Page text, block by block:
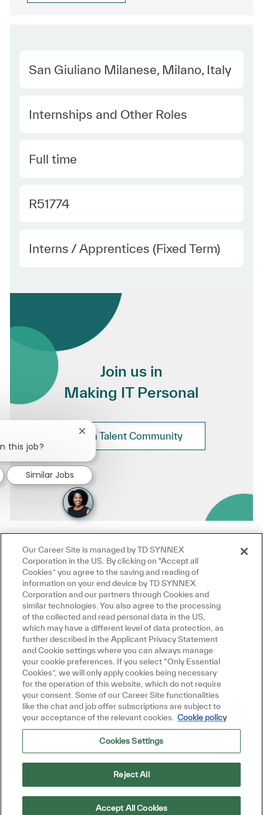
Location
San Giuliano Milanese, Milano, Italy
Category
Internships and Other Roles
Type
Full time
Required Id
R51774
Employee Type
Interns / Apprentices (Fixed Term)
Join us in
Making IT Personal
Join Talent Community
this job?
Close chatbot notification
Similar Jobs
Our Career Site is managed by TD SYNNEX
Corporation in the US. By clicking on "Accept all
Cookies” you agree to the saving and reading of
information on your end device by TD SYNNEX
Corporation and our partners through Cookies and
similar technologies. You also agree to the processing
of the collected and read personal data in the US,
which may have a different level of data protection, as
further described in the Applicant Privacy Statement
and Cookie settings where you can always manage
your cookie preferences. If you select “Only Essential
Cookies”, we will only apply cookies being necessary
for the operation of this website, which do not require
your consent. Some of our Career Site functionalities
like the chat and job offer subscriptions are subject to
your acceptance of the relevant cookies. Cookie policy
Cookies Settings
Reject All
Accept All Cookies